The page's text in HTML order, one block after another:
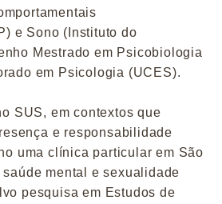
e Sono (Instituto do
Mestrado em Psicobiologia
em Psicologia (UCES).
SUS, em contextos que
e responsabilidade
uma clínica particular em São
saúde mental e sexualidade
pesquisa em Estudos de